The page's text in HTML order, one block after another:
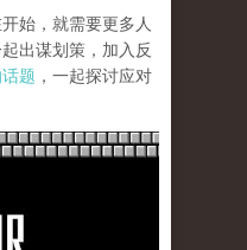
始，就需要更多人
出谋划策，加入反
题 ，一起探讨应对